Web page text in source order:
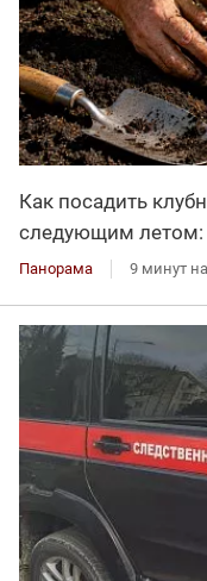
Как посадить
следующим летом:
Панорама 9 минут